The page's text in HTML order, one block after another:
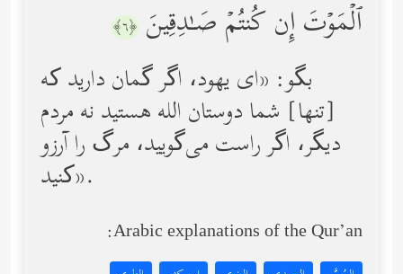
ٱلۡمَوۡتَ إِن كُنتُمۡ صَـٰدِقِینَ ﴿٦﴾
بگو: «ای یهود، اگر گمان دارید که
[تنها] شما دوستان الله هستید نه مردم
دیگر، اگر راست می‌گویید، مرگ را آرزو
کنید».
Arabic explanations of the Qur’an: